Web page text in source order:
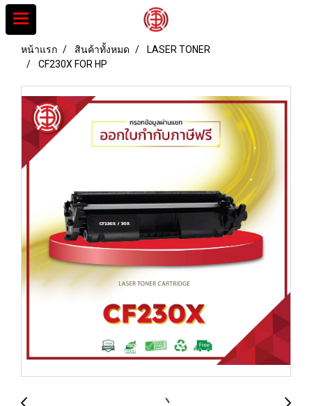
หน้าแรก สินค้าทั้งหมด
LASER TONER
CF230X FOR HP